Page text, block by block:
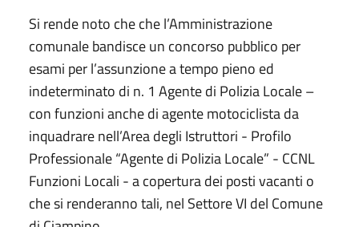
Si rende noto che che l’Amministrazione
comunale bandisce un concorso pubblico per
esami per l’assunzione a tempo pieno ed
indeterminato di n. 1 Agente di Polizia Locale –
con funzioni anche di agente motociclista da
inquadrare nell’Area degli Istruttori - Profilo
Professionale “Agente di Polizia Locale” - CCNL
Funzioni Locali - a copertura dei posti vacanti o
che si renderanno tali, nel Settore VI del Comune